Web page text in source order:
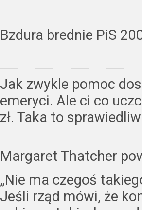
Bzdura brednie PiS
Jak zwykle pomoc
emeryci. Ale ci co
zł. Taka to
Margaret Thatcher
„Nie ma czegoś
Jeśli rząd mówi, że